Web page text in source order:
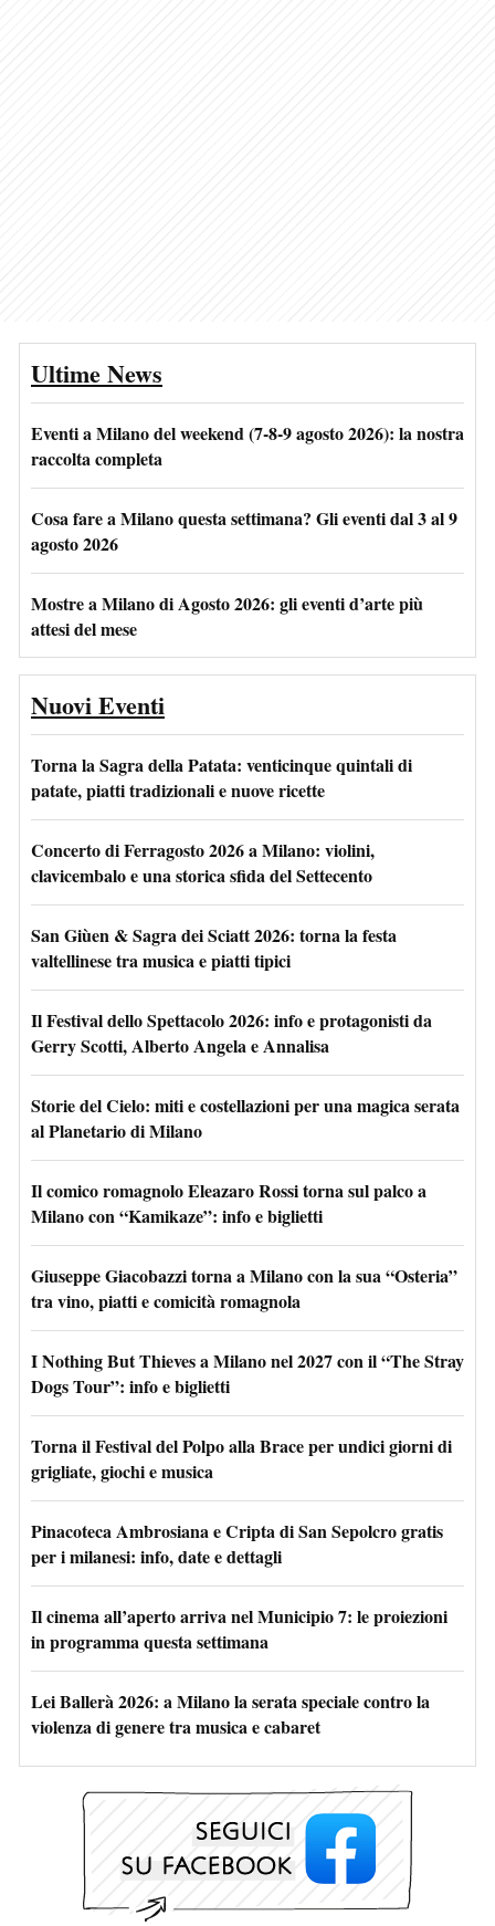
Ultime News
Eventi a Milano del weekend (7-8-9 agosto 2026): la nostra
raccolta completa
Cosa fare a Milano questa settimana? Gli eventi dal 3 al 9
agosto 2026
Mostre a Milano di Agosto 2026: gli eventi d’arte più
attesi del mese
Nuovi Eventi
Torna la Sagra della Patata: venticinque quintali di
patate, piatti tradizionali e nuove ricette
Concerto di Ferragosto 2026 a Milano: violini,
clavicembalo e una storica sfida del Settecento
San Giùen & Sagra dei Sciatt 2026: torna la festa
valtellinese tra musica e piatti tipici
Il Festival dello Spettacolo 2026: info e protagonisti da
Gerry Scotti, Alberto Angela e Annalisa
Storie del Cielo: miti e costellazioni per una magica serata
al Planetario di Milano
Il comico romagnolo Eleazaro Rossi torna sul palco a
Milano con “Kamikaze”: info e biglietti
Giuseppe Giacobazzi torna a Milano con la sua “Osteria”
tra vino, piatti e comicità romagnola
I Nothing But Thieves a Milano nel 2027 con il “The Stray
Dogs Tour”: info e biglietti
Torna il Festival del Polpo alla Brace per undici giorni di
grigliate, giochi e musica
Pinacoteca Ambrosiana e Cripta di San Sepolcro gratis
per i milanesi: info, date e dettagli
Il cinema all’aperto arriva nel Municipio 7: le proiezioni
in programma questa settimana
Lei Ballerà 2026: a Milano la serata speciale contro la
violenza di genere tra musica e cabaret